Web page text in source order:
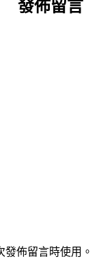
享
發佈留言
佈留言時使用。